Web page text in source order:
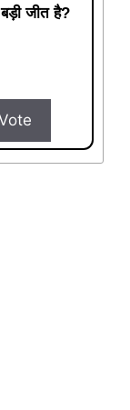
जीत है?